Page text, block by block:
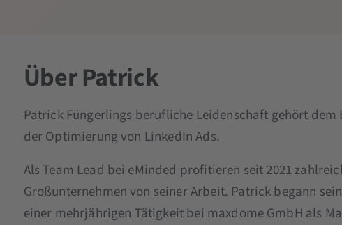
Über Patrick
Patrick Füngerlings berufliche Leidenschaft gehört
der Optimierung von LinkedIn Ads.
Als Team Lead bei eMinded profitieren seit 2021
Großunternehmen von seiner Arbeit. Patrick begann
einer mehrjährigen Tätigkeit bei maxdome GmbH als